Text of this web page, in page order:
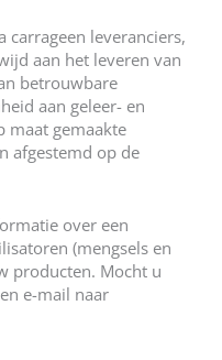
carrageen leveranciers,
aan het leveren van
betrouwbare
aan geleer- en
maat gemaakte
afgestemd op de
over een
(mengsels en
producten. Mocht u
e-mail naar